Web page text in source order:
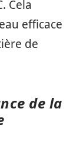
Cela
efficace
de
de la